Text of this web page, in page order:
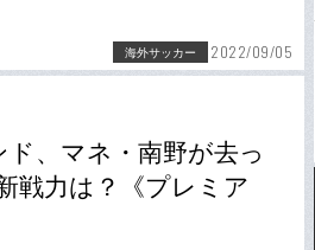
海外サッカー 2022/09/05
、マネ・南野が去っ
戦力は？《プレミア